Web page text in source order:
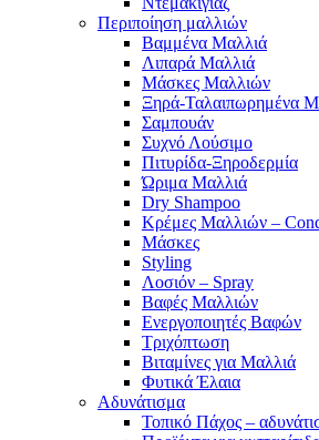
Περιποίηση μαλλιών
Βαμμένα Μαλλιά
Λιπαρά Μαλλιά
Μάσκες Μαλλιών
Ξηρά-Ταλαιπωρημένα
Σαμπουάν
Συχνό Λούσιμο
Πιτυρίδα-Ξηροδερμία
Ώριμα Μαλλιά
Dry Shampoo
Κρέμες Μαλλιών –
Μάσκες
Styling
Λοσιόν – Spray
Βαφές Μαλλιών
Ενεργοποιητές Βαφών
Τριχόπτωση
Βιταμίνες για Μαλλιά
Φυτικά Έλαια
Αδυνάτισμα
Τοπικό Πάχος –